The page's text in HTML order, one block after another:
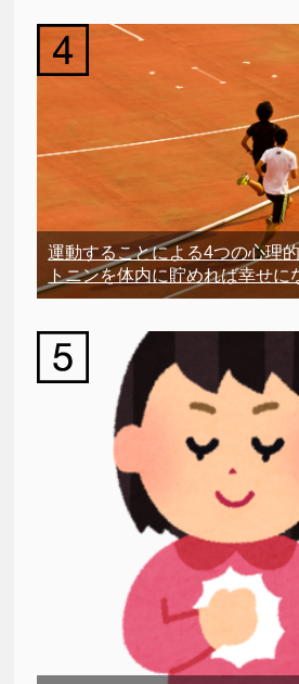
運動することによる4つの心理
トニンを体内に貯めれば幸せに